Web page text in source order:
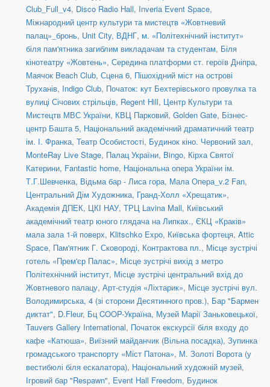
Club_Full_v4, Disco Radio Hall, Inveria Event Space,
Міжнародний центр культури та мистецтв «Жовтневий
палац»_бронь, Unit Сity, ВДНГ, м. «Політехнічний інститут»
біля пам'ятника загиблим викладачам та студентам, Біля
кінотеатру «Жовтень», Середина платформи ст. героїв Дніпра,
Маячок Beach Club, Сцена 6, Пішохідний міст на острові
Труханів, Indigo Club, Початок: кут Бехтерівського провулка та
вулиці Січових стрільців, Regent Hill, Центр Культури та
Мистецтв МВС України, КВЦ Парковий, Golden Gate, Бізнес-
центр Башта 5, Національний академічний драматичний театр
ім. І. Франка, Театр Особистості, Будинок кіно. Червоний зал,
MonteRay Live Stage, Палац України, Bingo, Кірха Святої
Катерини, Fantastic home, Національна опера України ім.
Т.Г.Шевченка, Відьма бар - Лиса гора, Мала Опера_v.2 Fan,
Центральний Дім Художника, Гранд-Холл «Хрещатик»,
Академія ДПЕК, ЦКІ НАУ, ТРЦ Lavina Mall, Київський
академічний театр юного глядача на Липках., ЄКЦ «Краків»
мала зала 1-й поверх, Klitschko Expo, Київська фортеця, Attic
Space, Пам'ятник Г. Сковороді, Контрактова пл., Місце зустрічі
готель «Прем'єр Палас», Місце зустрічі вихід з метро
Політехнічний інститут, Місце зустрічі центральний вхід до
Жовтневого палацу, Арт-студія «Ліхтарик», Місце зустрічі вул.
Володимирська, 4 (зі сторони Десятинного пров.), Бар "Бармен
диктат", D.Fleur, Бц COOP-Україна, Музей Марії Заньковецької,
Tauvers Gallery International, Початок екскурсії біля входу до
кафе «Катюша», Виїзний майданчик (Вільна посадка), Зупинка
громадського транспорту «Міст Патона», М. Золоті Ворота (у
вестибюлі біля ескалатора), Національний художній музей,
Ігровий бар "Respawn", Event Hall Freedom, Будинок